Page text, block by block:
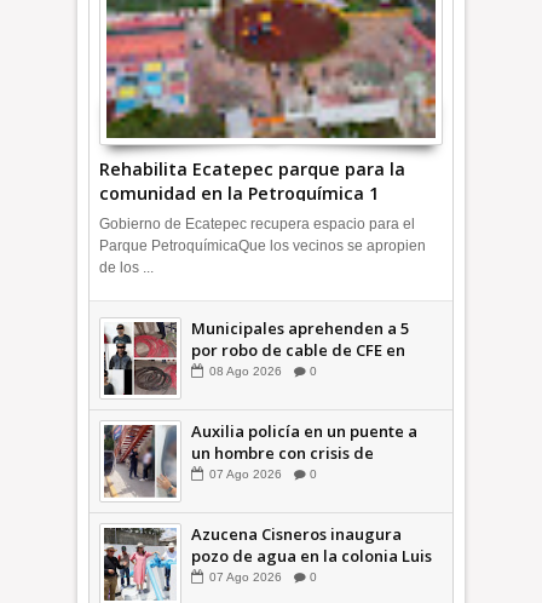
Rehabilita Ecatepec parque para la
comunidad en la Petroquímica 1
+Video | INFORMA
Gobierno de Ecatepec recupera espacio para el
Parque PetroquímicaQue los vecinos se apropien
de los ...
Municipales aprehenden a 5
por robo de cable de CFE en
Jardines de Casa Nueva +Video
08 Ago 2026 0
Auxilia policía en un puente a
un hombre con crisis de
ansiedad en la Vía Morelos |
07 Ago 2026 0
Azucena Cisneros inaugura
pozo de agua en la colonia Luis
Donaldo Colosio +Video |
07 Ago 2026 0